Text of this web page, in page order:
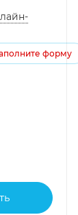
форму